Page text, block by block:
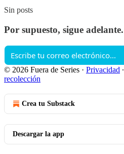
Sin posts
Por supuesto, sigue adelante.
© 2026 Fuera de Series · Privacidad ∙
recolección
Crea tu Substack
Descargar la app